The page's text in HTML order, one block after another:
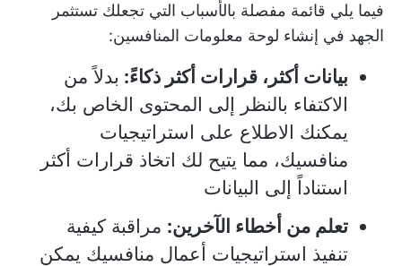
فيما يلي قائمة مفصلة بالأسباب التي تجعلك تستثمر
الجهد في إنشاء لوحة معلومات المنافسين:
بيانات أكثر، قرارات أكثر ذكاءً: بدلاً من
الاكتفاء بالنظر إلى المحتوى الخاص بك،
يمكنك الاطلاع على استراتيجيات
منافسيك، مما يتيح لك اتخاذ قرارات أكثر
استناداً إلى البيانات
تعلم من أخطاء الآخرين: مراقبة كيفية
تنفيذ استراتيجيات أعمال منافسيك يمكن